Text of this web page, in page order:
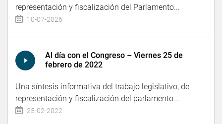
representación y fiscalización del Parlamento...
10-07-2026
Al día con el Congreso – Viernes 25 de
febrero de 2022
Una síntesis informativa del trabajo legislativo, de
representación y fiscalización del parlamento...
25-02-2022